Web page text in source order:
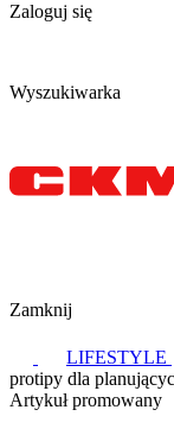
Zaloguj się
Wyszukiwarka
Zamknij
LIFESTYLE
protipy dla
Artykuł promowany